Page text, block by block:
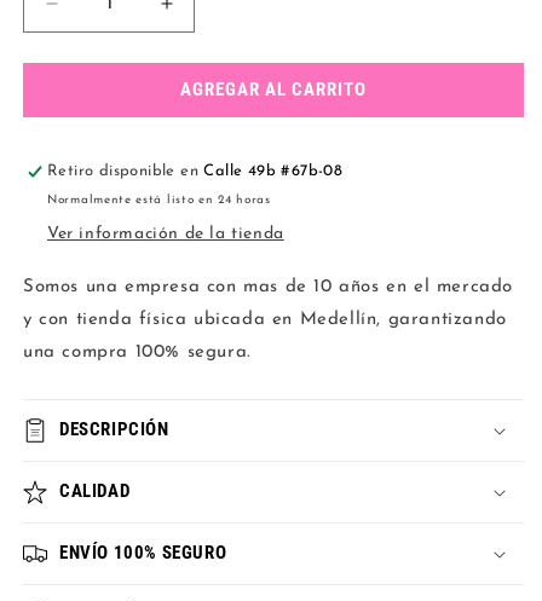
Reducir
cantidad
para
3
GRABADO
Aumentar
cantidad
para
KIT
3
GRABADO
AGREGAR AL CARRITO
Retiro disponible enCalle 49b #67b-08
Normalmente está listo en 24 horas
Ver información de la tienda
Somos una empresa con mas de 10 años en el mercado
y con tienda física ubicada en Medellín, garantizando
una compra 100% segura.
DESCRIPCIÓN
CALIDAD
ENVÍO 100% SEGURO